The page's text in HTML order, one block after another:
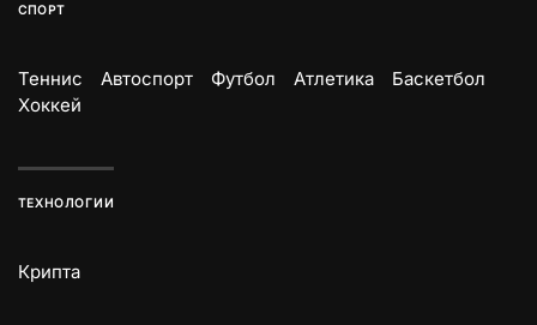
СПОРТ
Теннис Автоспорт Футбол Атлетика
Баскетбол
Хоккей
ТЕХНОЛОГИИ
Крипта